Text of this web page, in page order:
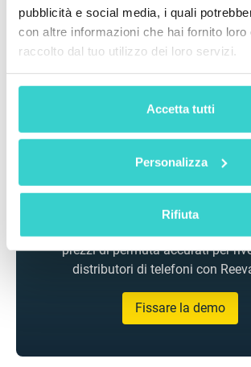
pubblicità e social media, i quali
con altre informazioni che hai fornito loro
raccolto dal tuo utilizzo dei loro servizi.
Accetta tutti
Personalizza
Rifiuta
prezzi di permuta accurati per
distributori di telefoni con
Fissare la demo